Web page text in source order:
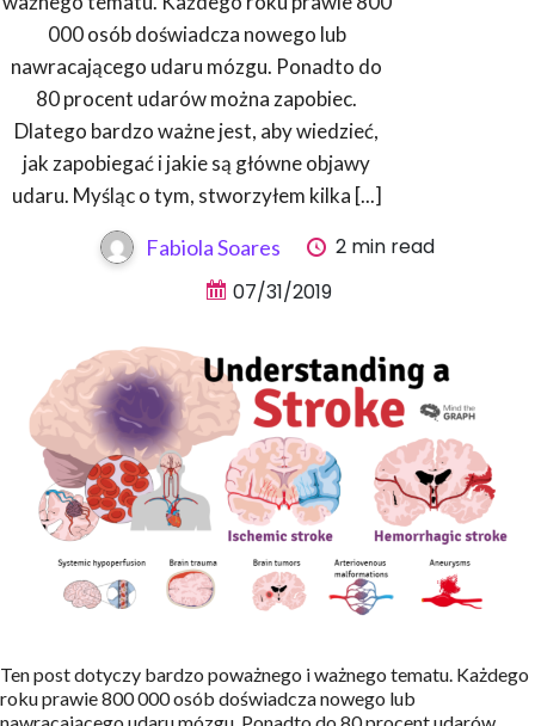
000 osób doświadcza nowego lub
nawracającego udaru mózgu. Ponadto do
80 procent udarów można zapobiec.
Dlatego bardzo ważne jest, aby wiedzieć,
jak zapobiegać i jakie są główne objawy
udaru. Myśląc o tym, stworzyłem kilka [...]
Fabiola Soares
2 min read
07/31/2019
Ten post dotyczy bardzo poważnego i ważnego tematu. Każdego
roku prawie 800 000 osób doświadcza nowego lub